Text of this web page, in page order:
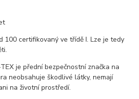
100 certifikovaný ve třídě I. Lze je tedy
je přední bezpečnostní značka na
neobsahuje škodlivé látky, nemají
na životní prostředí.